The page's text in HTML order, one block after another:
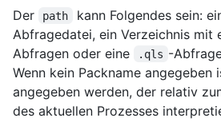
Der
path kann Folgendes sein:
Abfragedatei, ein Verzeichnis mit
Abfragen oder eine
.qls -
Wenn kein Packname angegeben
angegeben werden, der relativ
des aktuellen Prozesses